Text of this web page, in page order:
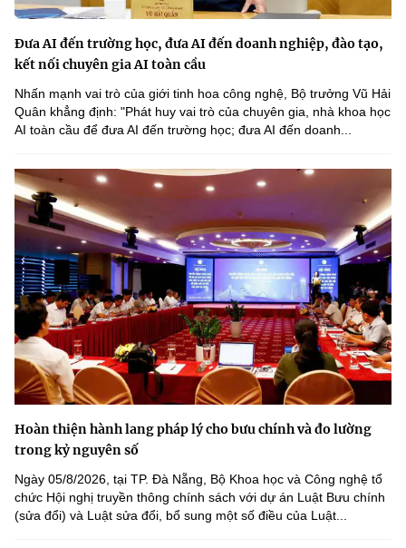
Đưa AI đến trường học, đưa AI đến doanh nghiệp, đào tạo,
kết nối chuyên gia AI toàn cầu
Nhấn mạnh vai trò của giới tinh hoa công nghệ, Bộ trưởng Vũ Hải
Quân khẳng định: "Phát huy vai trò của chuyên gia, nhà khoa học
AI toàn cầu để đưa AI đến trường học; đưa AI đến doanh...
Hoàn thiện hành lang pháp lý cho bưu chính và đo lường
trong kỷ nguyên số
Ngày 05/8/2026, tại TP. Đà Nẵng, Bộ Khoa học và Công nghệ tổ
chức Hội nghị truyền thông chính sách với dự án Luật Bưu chính
(sửa đổi) và Luật sửa đổi, bổ sung một số điều của Luật...